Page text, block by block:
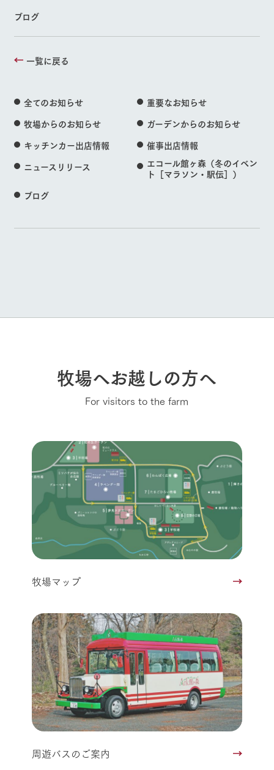
ブログ
一覧に戻る
全てのお知らせ
重要なお知らせ
牧場からのお知らせ
ガーデンからのお知らせ
キッチンカー出店情報
催事出店情報
ニュースリリース
エコール館ヶ森（冬のイベン
ト［マラソン・駅伝］）
ブログ
牧場へお越しの方へ
For visitors to the farm
牧場マップ
周遊バスのご案内